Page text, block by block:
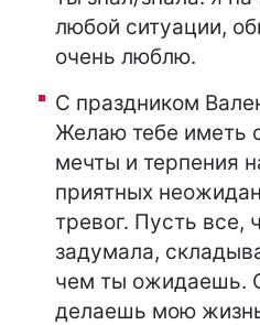
любой ситуации,
очень люблю.
С праздником
Желаю тебе иметь
мечты и терпения
приятных
тревог. Пусть все,
задумала,
чем ты ожидаешь.
делаешь мою